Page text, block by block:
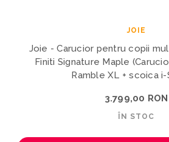
JOIE
Joie - Carucior pentru copii
Finiti Signature Maple
Ramble XL + scoica
3.799,00 RON
ÎN STOC